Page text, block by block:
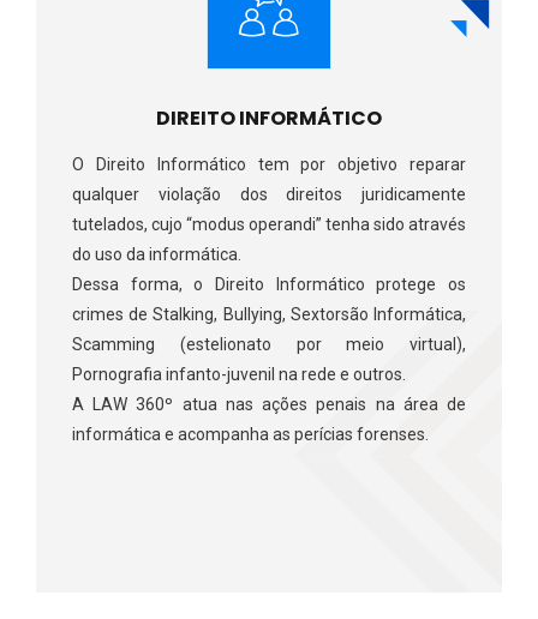
DIREITO INFORMÁTICO
O Direito Informático tem por objetivo reparar
qualquer violação dos direitos juridicamente
tutelados, cujo “modus operandi” tenha sido através
do uso da informática.
Dessa forma, o Direito Informático protege os
crimes de Stalking, Bullying, Sextorsão Informática,
Scamming (estelionato por meio virtual),
Pornografia infanto-juvenil na rede e outros.
A LAW 360º atua nas ações penais na área de
informática e acompanha as perícias forenses.